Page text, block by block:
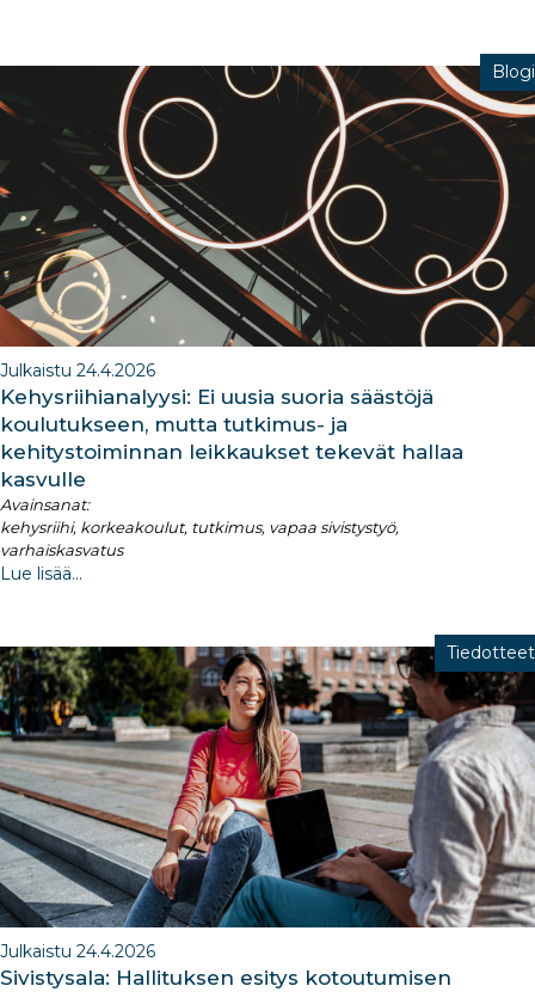
Blogi
Julkaistu 24.4.2026
Kehysriihianalyysi: Ei uusia suoria säästöjä
koulutukseen, mutta tutkimus- ja
kehitystoiminnan leikkaukset tekevät hallaa
kasvulle
Avainsanat:
kehysriihi, korkeakoulut, tutkimus, vapaa sivistystyö,
varhaiskasvatus
Lue lisää...
Tiedotteet
Julkaistu 24.4.2026
Sivistysala: Hallituksen esitys kotoutumisen